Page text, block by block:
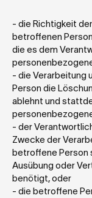
- die Richtigkeit
betroffenen
die es dem
- die Verarbeitung
Person die
ablehnt und
- der
Zwecke der
betroffene Person
Ausübung oder
benötigt, oder
- die betroffene